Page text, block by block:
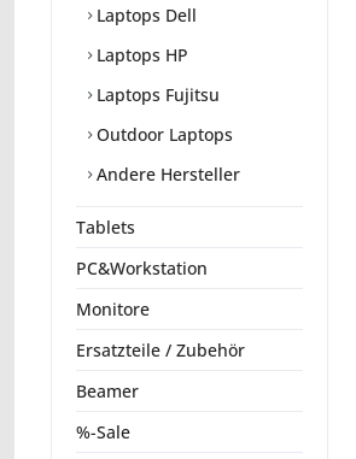
Laptops Dell
Laptops HP
Laptops Fujitsu
Outdoor Laptops
Andere Hersteller
Tablets
PC&Workstation
Monitore
Ersatzteile / Zubehör
Beamer
%-Sale